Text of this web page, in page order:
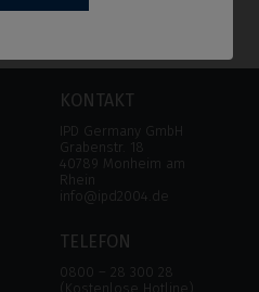
KONTAKT
IPD Germany GmbH
Grabenstr. 18
40789 Monheim am
Rhein
info@ipd2004.de
TELEFON
0800 – 28 300 28
(Kostenlose Hotline)